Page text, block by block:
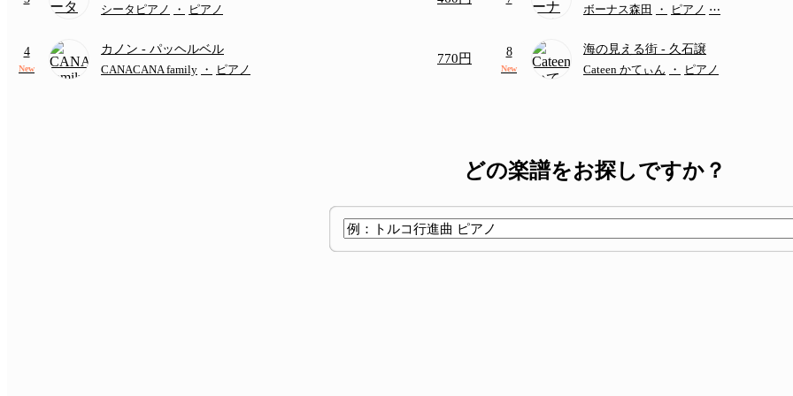
シータピアノ
・ ピアノ
4
New
カノン - パッヘルベル
CANACANA family ・ ピアノ
770円
ボーナス森田
・ ピアノ ⋯
8
New
海の見える街 - 久石譲
Cateen かてぃん
・ ピアノ
どの楽譜をお探しですか？